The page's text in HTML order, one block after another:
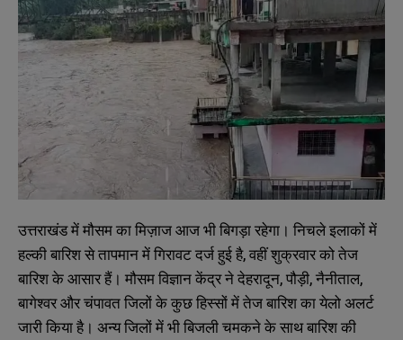
उत्तराखंड में मौसम का मिज़ाज आज भी बिगड़ा रहेगा। निचले इलाकों में
हल्की बारिश से तापमान में गिरावट दर्ज हुई है, वहीं शुक्रवार को तेज
बारिश के आसार हैं। मौसम विज्ञान केंद्र ने देहरादून, पौड़ी, नैनीताल,
बागेश्वर और चंपावत जिलों के कुछ हिस्सों में तेज बारिश का येलो अलर्ट
जारी किया है। अन्य जिलों में भी बिजली चमकने के साथ बारिश की